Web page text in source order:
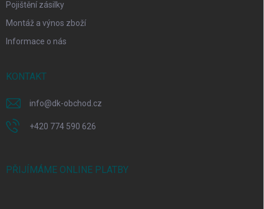
Pojištění zásilky
Montáž a výnos zboží
Informace o nás
KONTAKT
info@dk-obchod.cz
+420 774 590 626
PŘIJÍMÁME ONLINE PLATBY